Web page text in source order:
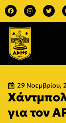
29 Νοεμβρίου,
για τον